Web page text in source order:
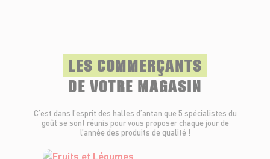
LES COMMERÇANTS
DE VOTRE MAGASIN
C’est dans l’esprit des halles d’antan que 5 spécialistes du
goût se sont réunis pour vous proposer chaque jour de
l’année des produits de qualité !